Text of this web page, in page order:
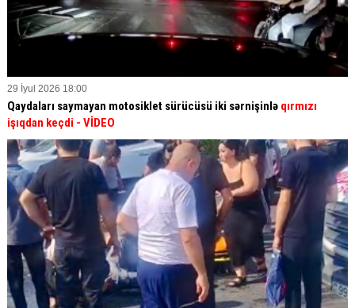
29 İyul 2026 18:00
Qaydaları saymayan motosiklet sürücüsü iki sərnişinlə qırmızı
işıqdan keçdi - VİDEO